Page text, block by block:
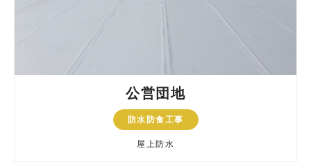
公営団地
防水防食工事
屋上防水